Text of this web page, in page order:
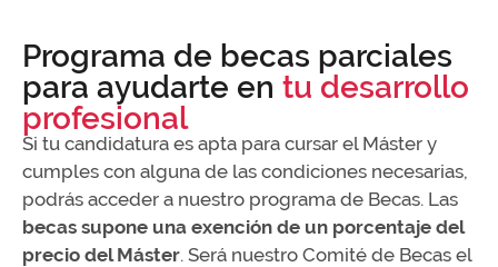
Programa de becas parciales
para ayudarte en tu desarrollo
profesional
Si tu candidatura es apta para cursar el Máster y
cumples con alguna de las condiciones necesarias,
podrás acceder a nuestro programa de Becas. Las
becas supone una exención de un porcentaje del
precio del Máster. Será nuestro Comité de Becas el